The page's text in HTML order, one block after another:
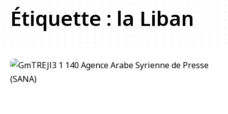
Étiquette : la Liban